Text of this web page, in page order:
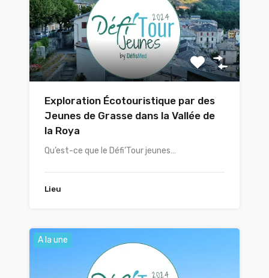
Exploration Écotouristique par des
Jeunes de Grasse dans la Vallée de
la Roya
Qu’est-ce que le Défi’Tour jeunes…
Lieu
A la une